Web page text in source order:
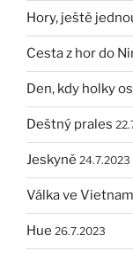
Hory, ještě
Cesta z hor do
Den, kdy holky
Deštný prales
Jeskyně 24.7.2023
Válka ve
Hue 26.7.2023